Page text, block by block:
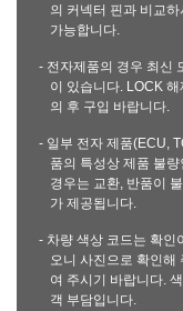
의 커넥터 핀과 비교
가능합니다.
- 전자제품의 경우 최신
이 있습니다. LOCK
의 후 구입 바랍니다.
- 일부 전자 제품(ECU,
품의 특성상 제품 불
경우는 교환, 반품이
가 제공됩니다.
- 차량 색상 코드는 확인
오니 사진으로 확인해
여 주시기 바랍니다.
객 부담입니다.